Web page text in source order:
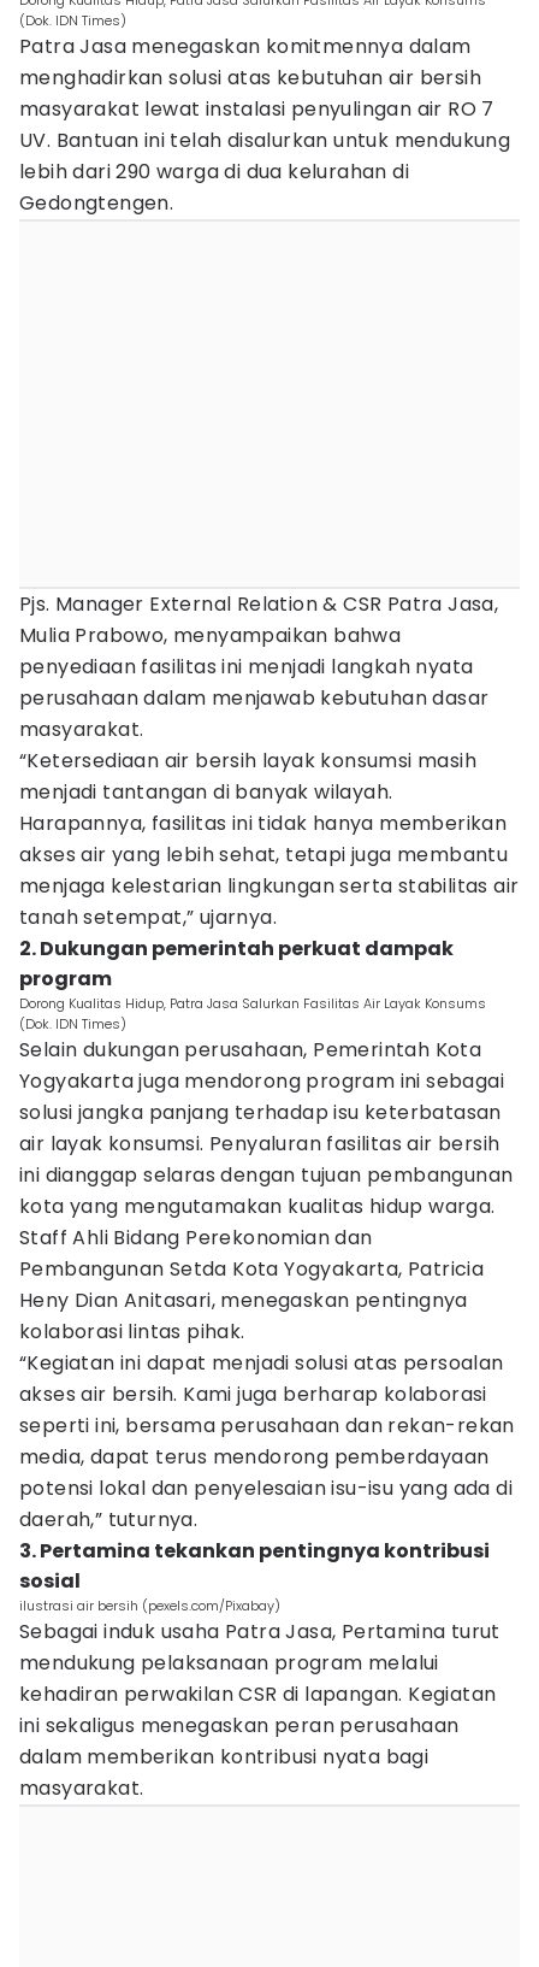
(Dok. IDN Times)
Patra Jasa menegaskan komitmennya dalam
menghadirkan solusi atas kebutuhan air bersih
masyarakat lewat instalasi penyulingan air RO 7
UV. Bantuan ini telah disalurkan untuk mendukung
lebih dari 290 warga di dua kelurahan di
Gedongtengen.
Pjs. Manager External Relation & CSR Patra Jasa,
Mulia Prabowo, menyampaikan bahwa
penyediaan fasilitas ini menjadi langkah nyata
perusahaan dalam menjawab kebutuhan dasar
masyarakat.
“Ketersediaan air bersih layak konsumsi masih
menjadi tantangan di banyak wilayah.
Harapannya, fasilitas ini tidak hanya memberikan
akses air yang lebih sehat, tetapi juga membantu
menjaga kelestarian lingkungan serta stabilitas air
tanah setempat,” ujarnya.
2. Dukungan pemerintah perkuat dampak
program
Dorong Kualitas Hidup, Patra Jasa Salurkan Fasilitas Air Layak Konsums
(Dok. IDN Times)
Selain dukungan perusahaan, Pemerintah Kota
Yogyakarta juga mendorong program ini sebagai
solusi jangka panjang terhadap isu keterbatasan
air layak konsumsi. Penyaluran fasilitas air bersih
ini dianggap selaras dengan tujuan pembangunan
kota yang mengutamakan kualitas hidup warga.
Staff Ahli Bidang Perekonomian dan
Pembangunan Setda Kota Yogyakarta, Patricia
Heny Dian Anitasari, menegaskan pentingnya
kolaborasi lintas pihak.
“Kegiatan ini dapat menjadi solusi atas persoalan
akses air bersih. Kami juga berharap kolaborasi
seperti ini, bersama perusahaan dan rekan-rekan
media, dapat terus mendorong pemberdayaan
potensi lokal dan penyelesaian isu-isu yang ada di
daerah,” tuturnya.
3. Pertamina tekankan pentingnya kontribusi
sosial
ilustrasi air bersih (pexels.com/Pixabay)
Sebagai induk usaha Patra Jasa, Pertamina turut
mendukung pelaksanaan program melalui
kehadiran perwakilan CSR di lapangan. Kegiatan
ini sekaligus menegaskan peran perusahaan
dalam memberikan kontribusi nyata bagi
masyarakat.